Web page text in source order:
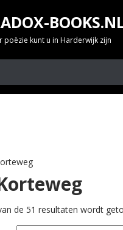
poëzie kunt u in Harderwijk zijn
de 51 resultaten wordt